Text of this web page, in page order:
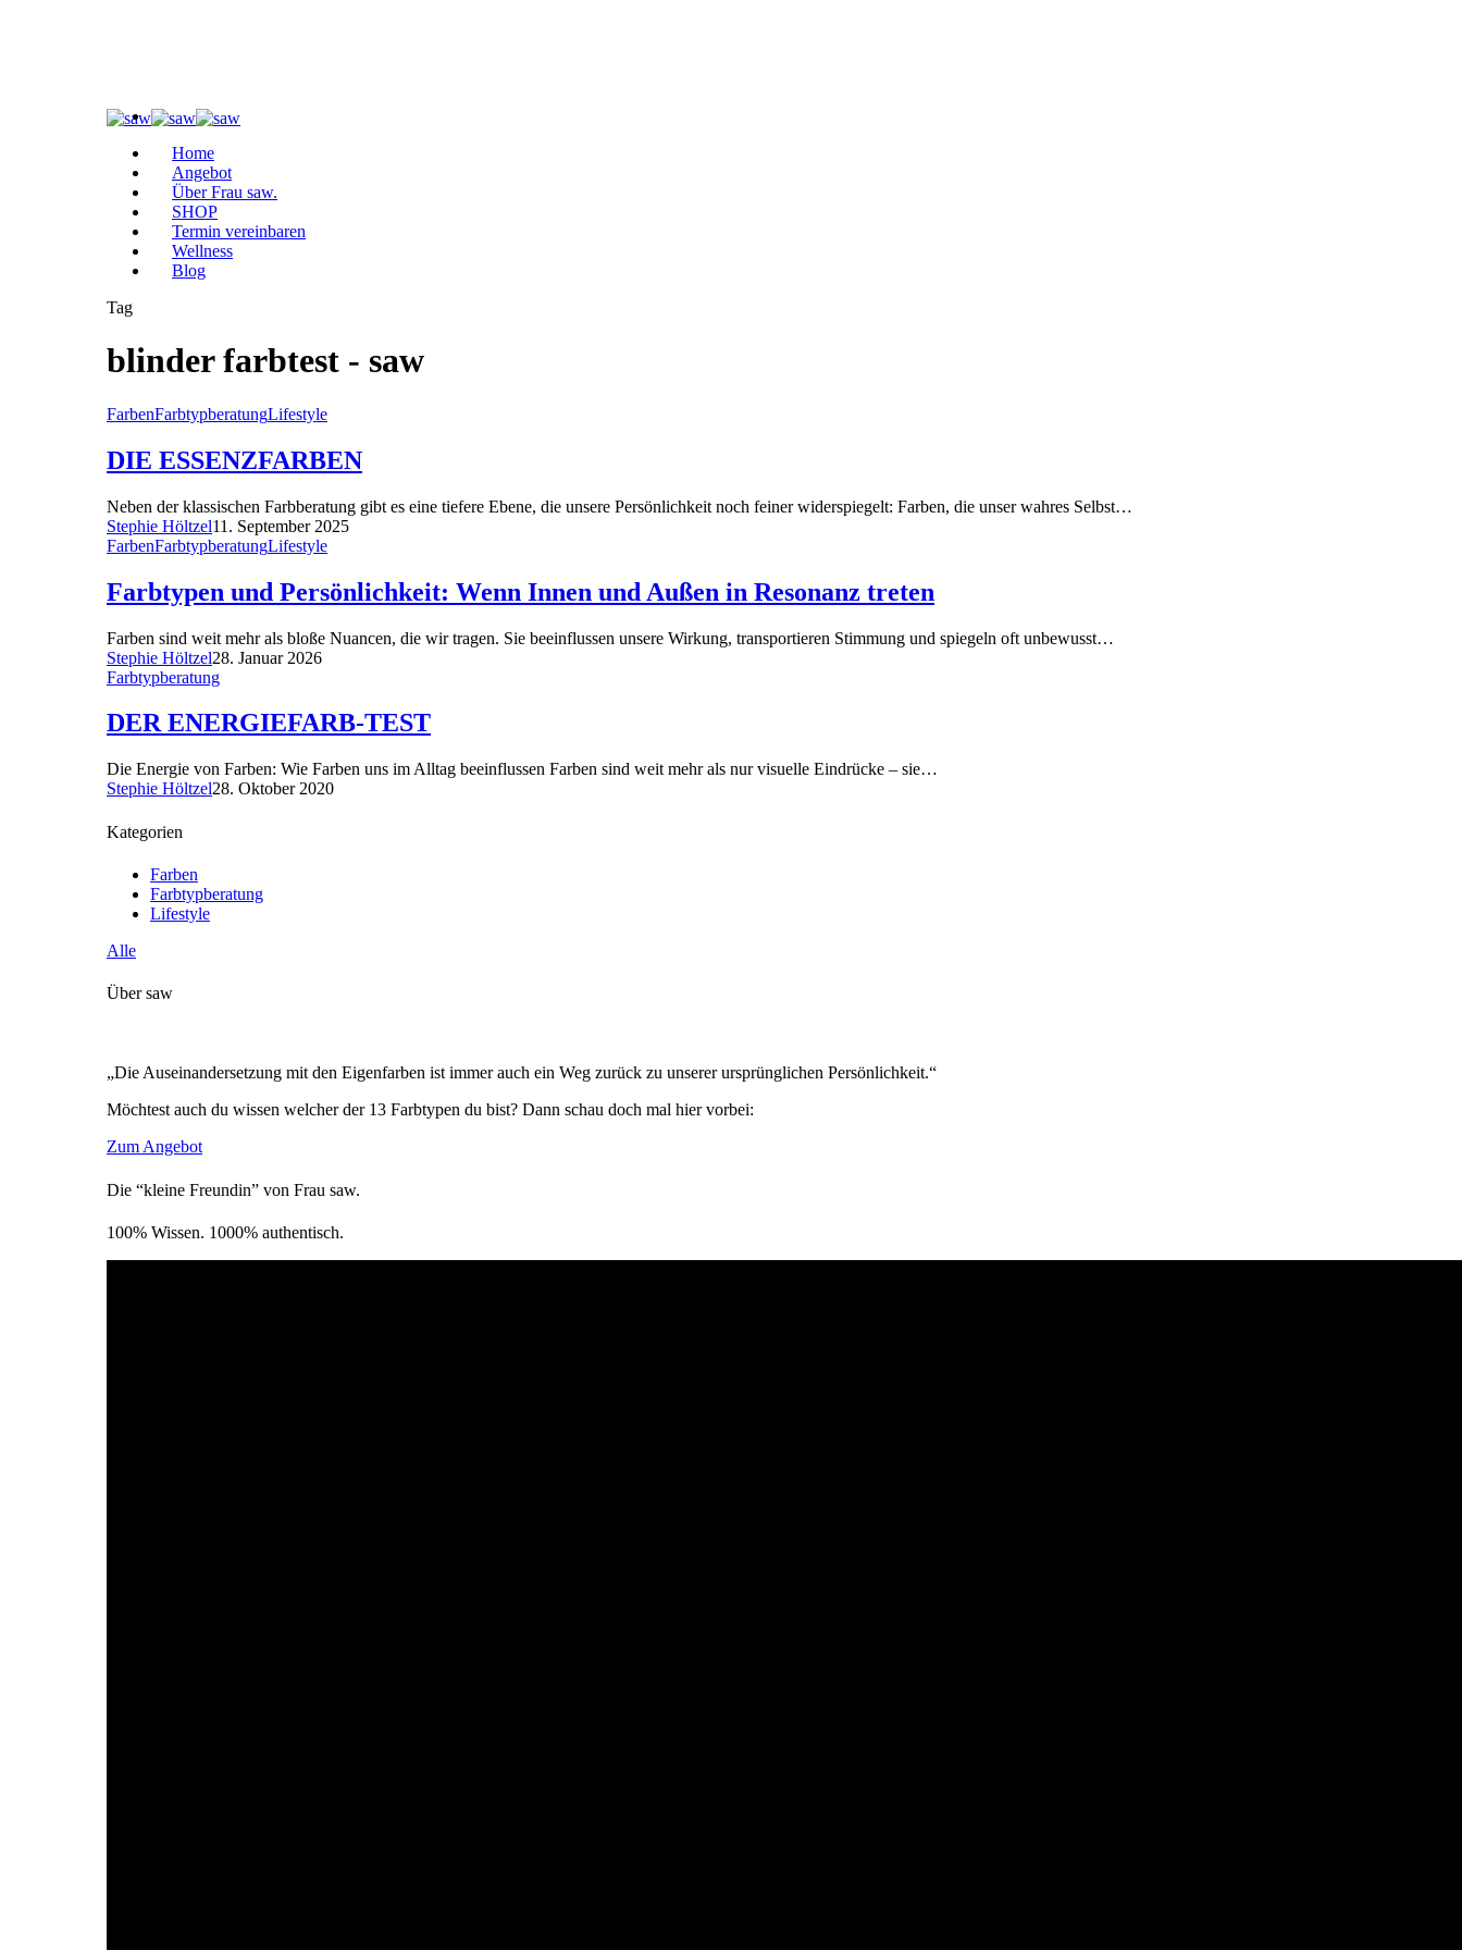
Home
Angebot
Über Frau saw.
SHOP
Termin vereinbaren
Wellness
Blog
Tag
blinder farbtest - saw
FarbenFarbtypberatungLifestyle
DIE ESSENZFARBEN
Neben der klassischen Farbberatung gibt es eine tiefere Ebene, die unsere Persönlichkeit noch feiner widerspiegelt: Farben, die unser wahres Selbst…
Stephie Höltzel11. September 2025
FarbenFarbtypberatungLifestyle
Farbtypen und Persönlichkeit: Wenn Innen und Außen in Resonanz treten
Farben sind weit mehr als bloße Nuancen, die wir tragen. Sie beeinflussen unsere Wirkung, transportieren Stimmung und spiegeln oft unbewusst…
Stephie Höltzel28. Januar 2026
Farbtypberatung
DER ENERGIEFARB-TEST
Die Energie von Farben: Wie Farben uns im Alltag beeinflussen Farben sind weit mehr als nur visuelle Eindrücke – sie…
Stephie Höltzel28. Oktober 2020
Kategorien
Farben
Farbtypberatung
Lifestyle
Alle
Über saw
„Die Auseinandersetzung mit den Eigenfarben ist immer auch ein Weg zurück zu unserer ursprünglichen Persönlichkeit.“
Möchtest auch du wissen welcher der 13 Farbtypen du bist? Dann schau doch mal hier vorbei:
Zum Angebot
Die “kleine Freundin” von Frau saw.
100% Wissen. 1000% authentisch.